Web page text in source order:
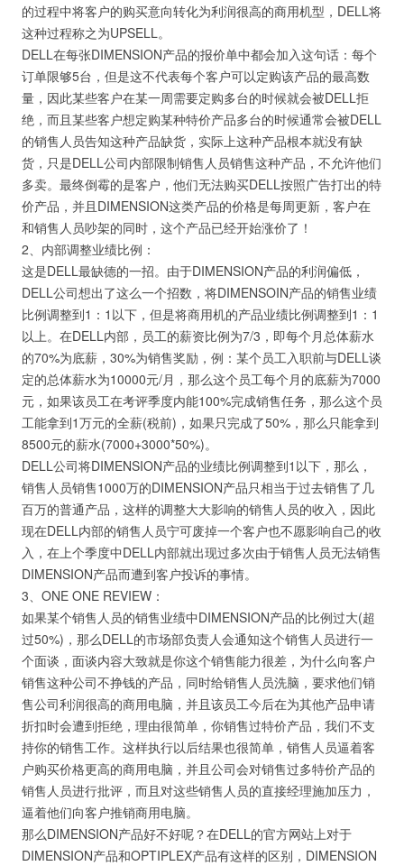
的过程中将客户的购买意向转化为利润很高的商用机型，DELL将
这种过程称之为UPSELL。
DELL在每张DIMENSION产品的报价单中都会加入这句话：每个
订单限够5台，但是这不代表每个客户可以定购该产品的最高数
量，因此某些客户在某一周需要定购多台的时候就会被DELL拒
绝，而且某些客户想定购某种特价产品多台的时候通常会被DELL
的销售人员告知这种产品缺货，实际上这种产品根本就没有缺
货，只是DELL公司内部限制销售人员销售这种产品，不允许他们
多卖。最终倒霉的是客户，他们无法购买DELL按照广告打出的特
价产品，并且DIMENSION这类产品的价格是每周更新，客户在
和销售人员吵架的同时，这个产品已经开始涨价了！
2、内部调整业绩比例：
这是DELL最缺德的一招。由于DIMENSION产品的利润偏低，
DELL公司想出了这么一个招数，将DIMENSOIN产品的销售业绩
比例调整到1：1以下，但是将商用机的产品业绩比例调整到1：1
以上。在DELL内部，员工的薪资比例为7/3，即每个月总体薪水
的70%为底薪，30%为销售奖励，例：某个员工入职前与DELL谈
定的总体薪水为10000元/月，那么这个员工每个月的底薪为7000
元，如果该员工在考评季度内能100%完成销售任务，那么这个员
工能拿到1万元的全薪(税前)，如果只完成了50%，那么只能拿到
8500元的薪水(7000+3000*50%)。
DELL公司将DIMENSION产品的业绩比例调整到1以下，那么，
销售人员销售1000万的DIMENSION产品只相当于过去销售了几
百万的普通产品，这样的调整大大影响的销售人员的收入，因此
现在DELL内部的销售人员宁可废掉一个客户也不愿影响自己的收
入，在上个季度中DELL内部就出现过多次由于销售人员无法销售
DIMENSION产品而遭到客户投诉的事情。
3、ONE ONE REVIEW：
如果某个销售人员的销售业绩中DIMENSION产品的比例过大(超
过50%)，那么DELL的市场部负责人会通知这个销售人员进行一
个面谈，面谈内容大致就是你这个销售能力很差，为什么向客户
销售这种公司不挣钱的产品，同时给销售人员洗脑，要求他们销
售公司利润很高的商用电脑，并且该员工今后在为其他产品申请
折扣时会遭到拒绝，理由很简单，你销售过特价产品，我们不支
持你的销售工作。这样执行以后结果也很简单，销售人员逼着客
户购买价格更高的商用电脑，并且公司会对销售过多特价产品的
销售人员进行批评，而且对这些销售人员的直接经理施加压力，
逼着他们向客户推销商用电脑。
那么DIMENSION产品好不好呢？在DELL的官方网站上对于
DIMENSION产品和OPTIPLEX产品有这样的区别，DIMENSION